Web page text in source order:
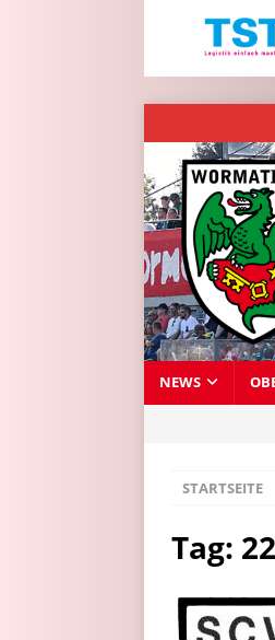
NEWS
STARTSEITE
Tag: